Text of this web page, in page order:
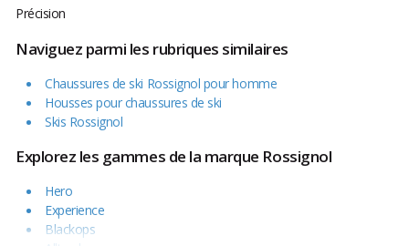
Précision
Naviguez parmi les rubriques similaires
Chaussures de ski Rossignol pour homme
Housses pour chaussures de ski
Skis Rossignol
Explorez les gammes de la marque Rossignol
Hero
Experience
Blackops